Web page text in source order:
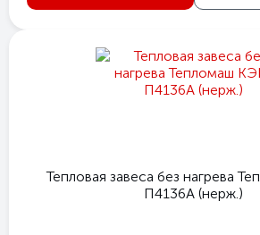
Тепловая завеса без нагрева
П4136A (нерж.)